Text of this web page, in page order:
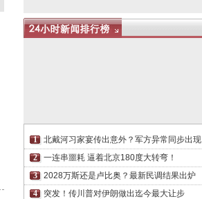
北戴河习家宴传出意外？军方异常同步出现
一连串噩耗 逼着北京180度大转弯！
2028万斯还是卢比奥？最新民调结果出炉
突发！传川普对伊朗做出迄今最大让步